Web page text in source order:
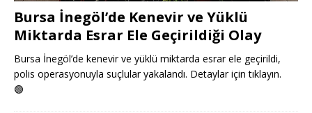
Bursa İnegöl’de Kenevir ve Yüklü
Miktarda Esrar Ele Geçirildiği Olay
Bursa İnegöl’de kenevir ve yüklü miktarda esrar ele geçirildi,
polis operasyonuyla suçlular yakalandı. Detaylar için tıklayın.
🟢